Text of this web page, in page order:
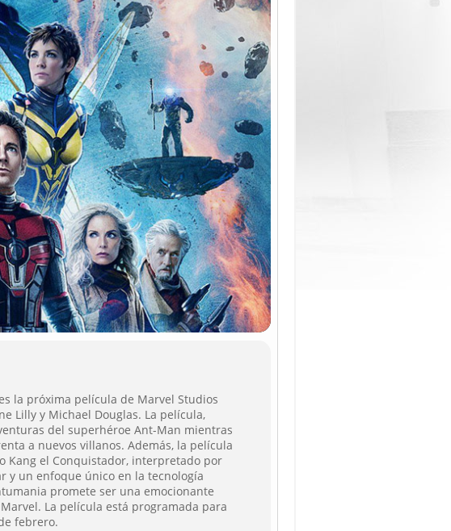
la próxima película de Marvel Studios
Lilly y Michael Douglas. La película,
del superhéroe Ant-Man mientras
a nuevos villanos. Además, la película
Kang el Conquistador, interpretado por
y un enfoque único en la tecnología
promete ser una emocionante
La película está programada para
febrero.